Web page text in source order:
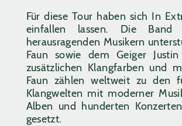
Für diese Tour haben sich In
einfallen lassen. Die
herausragenden Musikern
Faun sowie dem Geiger
zusätzlichen Klangfarben und
Faun zählen weltweit zu den
Klangwelten mit moderner
Alben und hunderten
gesetzt.